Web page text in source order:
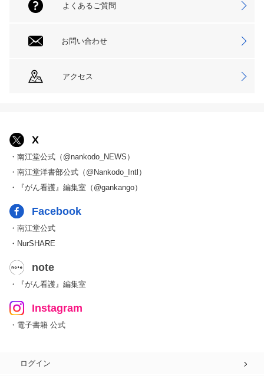
よくあるご質問
お問い合わせ
アクセス
X
・南江堂公式（@nankodo_NEWS）
・南江堂洋書部公式（@Nankodo_Intl）
・『がん看護』編集室（@gankango）
Facebook
・南江堂公式
・NurSHARE
note
・『がん看護』編集室
Instagram
・電子書籍 公式
ログイン